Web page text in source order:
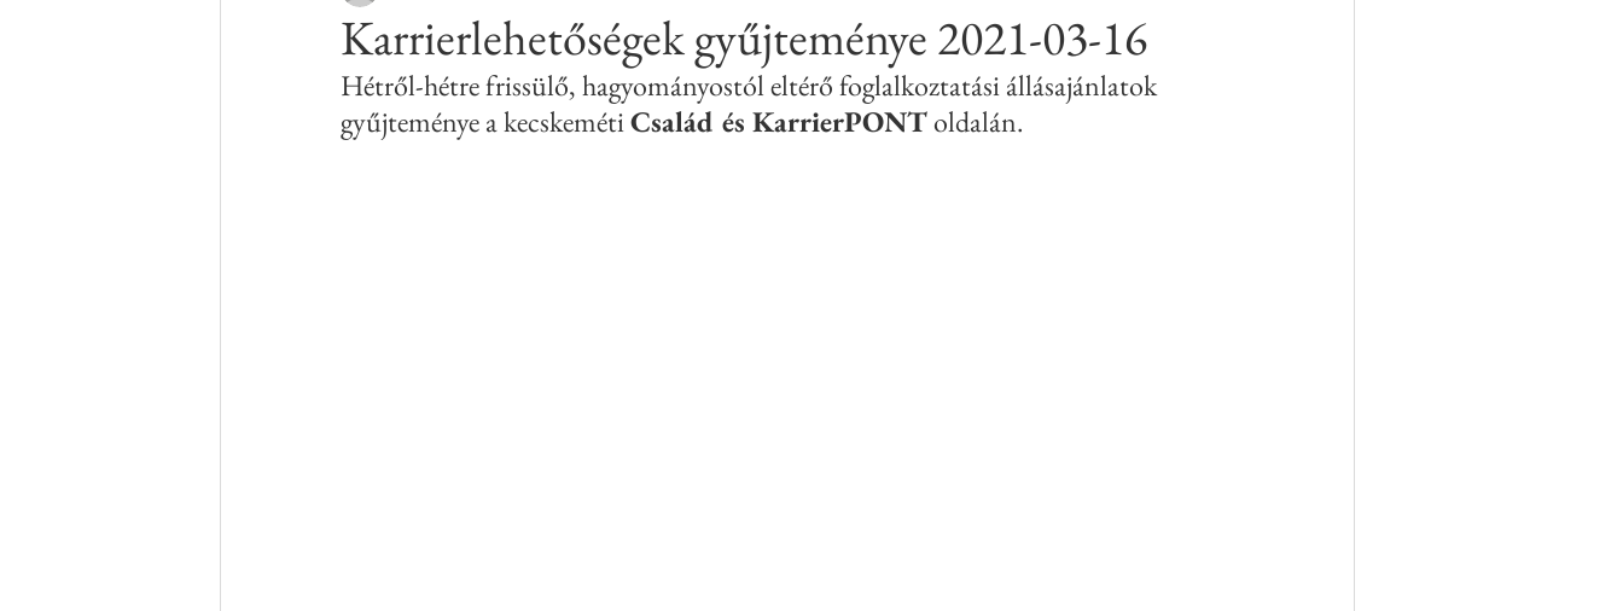
Karrierlehetőségek gyűjteménye 2021-03-16
Hétről-hétre frissülő, hagyományostól eltérő foglalkoztatási állásajánlatok
gyűjteménye a kecskeméti Család és KarrierPONT oldalán.